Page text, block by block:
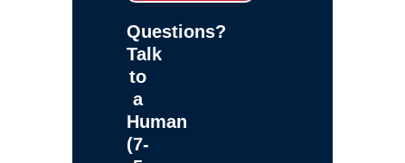
Questions?
Talk
to
a
Human
(7-